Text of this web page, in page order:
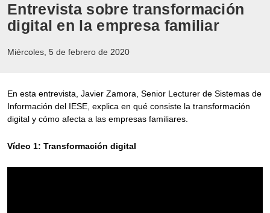
Entrevista sobre transformación
digital en la empresa familiar
Miércoles, 5 de febrero de 2020
En esta entrevista, Javier Zamora, Senior Lecturer de Sistemas de
Información del IESE, explica en qué consiste la transformación
digital y cómo afecta a las empresas familiares.
Vídeo 1: Transformación digital